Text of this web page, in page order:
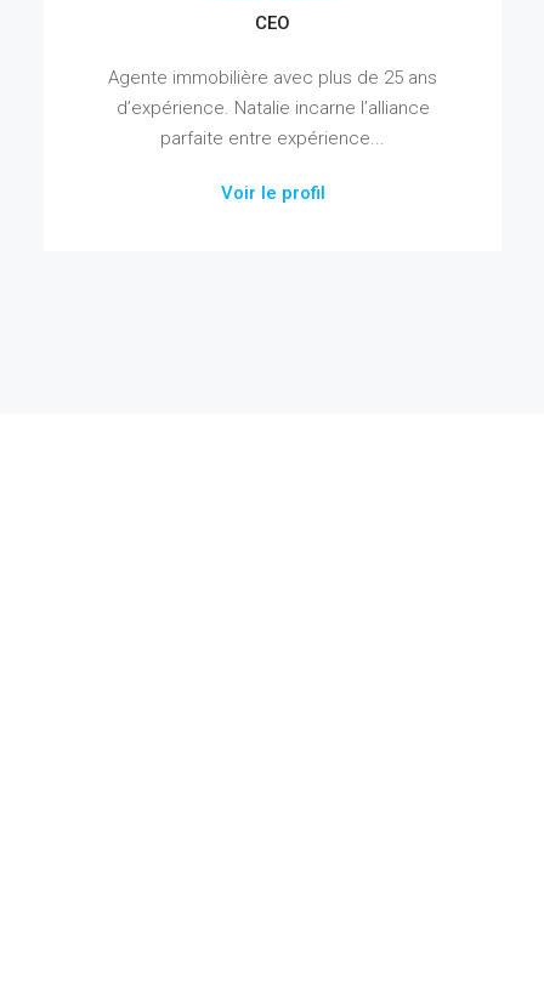
CEO
Agente immobilière avec plus de 25 ans
d’expérience. Natalie incarne l’alliance
parfaite entre expérience...
Voir le profil